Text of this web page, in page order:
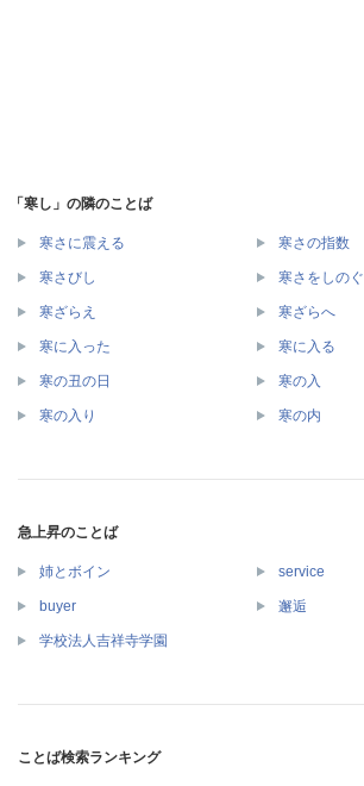
「寒し」の隣のことば
寒さに震える 寒さの指数
寒さびし 寒さをしのぐ
寒ざらえ 寒ざらへ
寒に入った 寒に入る
寒の丑の日 寒の入
寒の入り 寒の内
急上昇のことば
姉とボイン service
buyer 邂逅
学校法人吉祥寺学園
ことば検索ランキング